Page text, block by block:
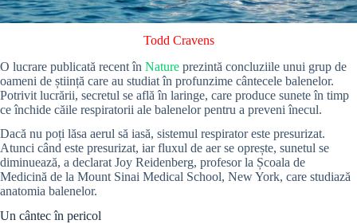
Todd Cravens
O lucrare publicată recent în Nature prezintă concluziile unui grup de
oameni de știință care au studiat în profunzime cântecele balenelor.
Potrivit lucrării, secretul se află în laringe, care produce sunete în timp
ce închide căile respiratorii ale balenelor pentru a preveni înecul.
Dacă nu poți lăsa aerul să iasă, sistemul respirator este presurizat.
Atunci când este presurizat, iar fluxul de aer se oprește, sunetul se
diminuează, a declarat Joy Reidenberg, profesor la Școala de
Medicină de la Mount Sinai Medical School, New York, care studiază
anatomia balenelor.
Un cântec în pericol